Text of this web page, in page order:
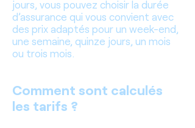
jours, vous pouvez choisir la durée
d’assurance qui vous convient avec
des prix adaptés pour un week-end,
une semaine, quinze jours, un mois
ou trois mois.
Comment sont calculés
les tarifs ?